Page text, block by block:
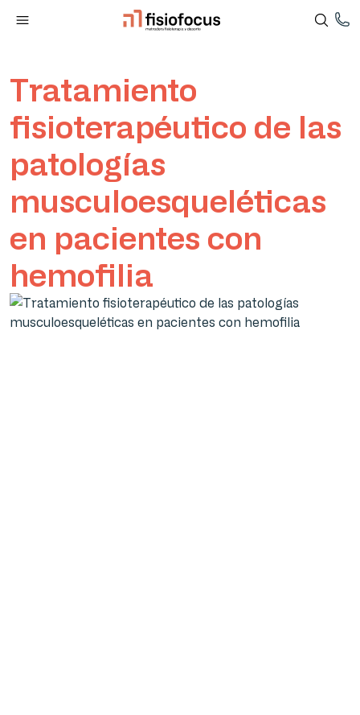
Tratamiento
fisioterapéutico de las
patologías
musculoesqueléticas
en pacientes con
hemofilia